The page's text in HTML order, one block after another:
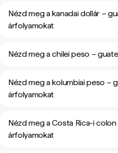
Nézd meg a kanadai dollár –
árfolyamokat
Nézd meg a chilei peso –
Nézd meg a kolumbiai peso –
árfolyamokat
Nézd meg a Costa Rica-i
árfolyamokat